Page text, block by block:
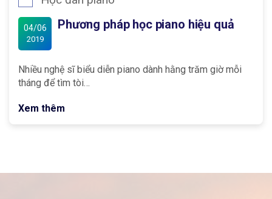
04/06
2019
Phương pháp học piano hiệu quả
Nhiều nghệ sĩ biểu diễn piano dành hằng trăm giờ mỗi
tháng để tìm tòi…
Xem thêm